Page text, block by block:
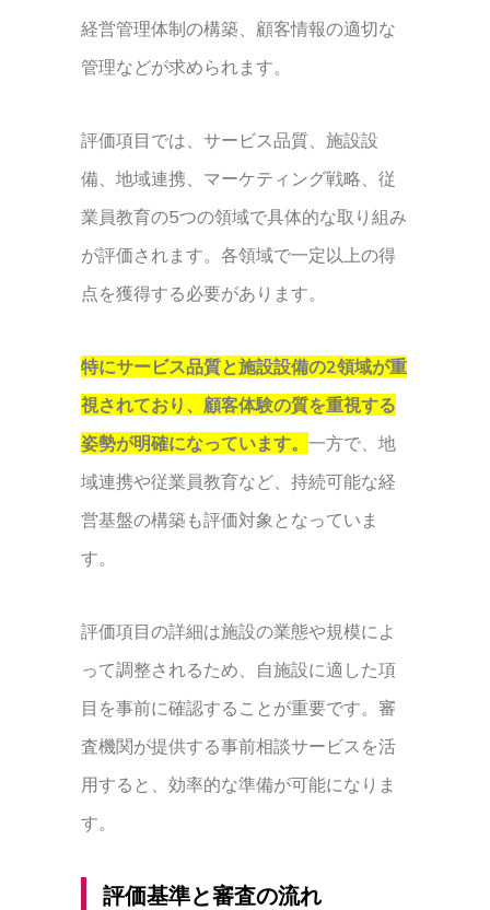
経営管理体制の構築、顧客情報の適切な
管理などが求められます。
評価項目では、サービス品質、施設設
備、地域連携、マーケティング戦略、従
業員教育の5つの領域で具体的な取り組み
が評価されます。各領域で一定以上の得
点を獲得する必要があります。
特にサービス品質と施設設備の2領域が重
視されており、顧客体験の質を重視する
姿勢が明確になっています。 一方で、地
域連携や従業員教育など、持続可能な経
営基盤の構築も評価対象となっていま
す。
評価項目の詳細は施設の業態や規模によ
って調整されるため、自施設に適した項
目を事前に確認することが重要です。審
査機関が提供する事前相談サービスを活
用すると、効率的な準備が可能になりま
す。
評価基準と審査の流れ